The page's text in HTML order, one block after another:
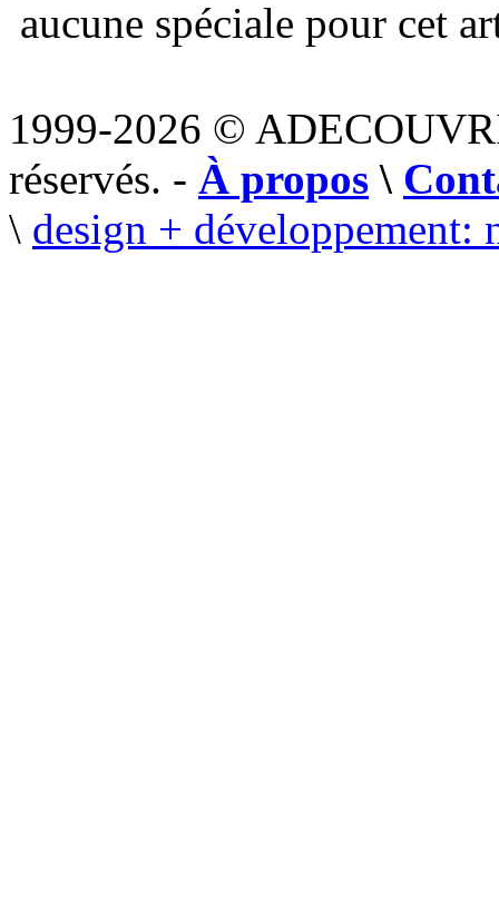
aucune spéciale pour cet
1999-2026 ©
réservés. - À propos \
\ design + développement: